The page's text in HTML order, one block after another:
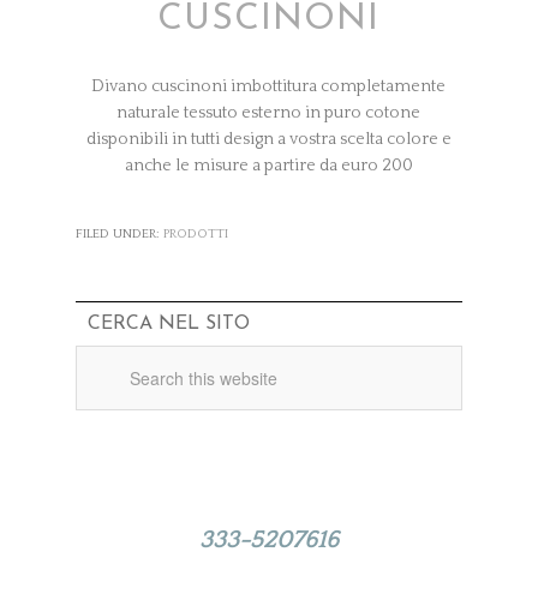
CUSCINONI
Divano cuscinoni imbottitura completamente
naturale tessuto esterno in puro cotone
disponibili in tutti design a vostra scelta colore e
anche le misure a partire da euro 200
FILED UNDER: PRODOTTI
CERCA NEL SITO
333-5207616